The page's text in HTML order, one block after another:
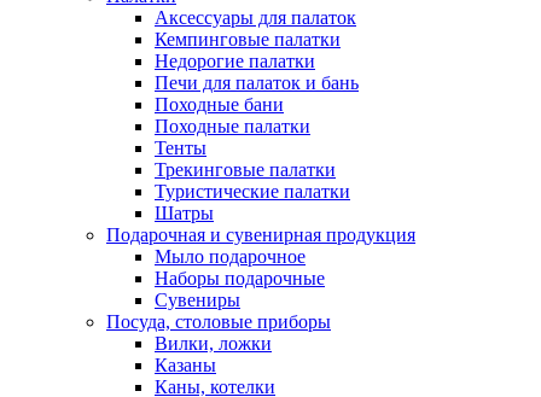
Аксессуары для палаток
Кемпинговые палатки
Недорогие палатки
Печи для палаток и бань
Походные бани
Походные палатки
Тенты
Трекинговые палатки
Туристические палатки
Шатры
Подарочная и сувенирная продукция
Мыло подарочное
Наборы подарочные
Сувениры
Посуда, столовые приборы
Вилки, ложки
Казаны
Каны, котелки